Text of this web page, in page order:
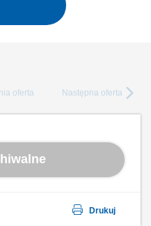
oferta Następna oferta
Drukuj